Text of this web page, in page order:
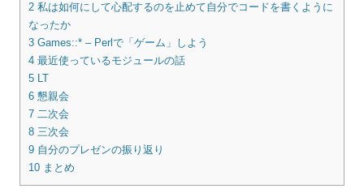
2 私は如何にして心配するのを止めて自分でコードを書くように
なったか
3 Games::* – Perlで「ゲーム」しよう
4 最近使っているモジュールの話
5 LT
6 懇親会
7 二次会
8 三次会
9 自分のプレゼンの振り返り
10 まとめ